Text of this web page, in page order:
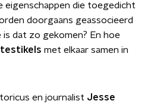
eigenschappen die toegedicht
doorgaans geassocieerd
is dat zo gekomen? En hoe
testikels met elkaar samen in
en journalist Jesse